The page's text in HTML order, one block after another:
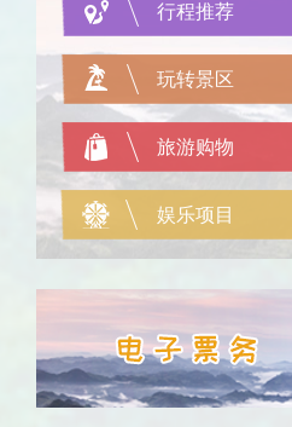
行程推荐
玩转景区
旅游购物
娱乐项目